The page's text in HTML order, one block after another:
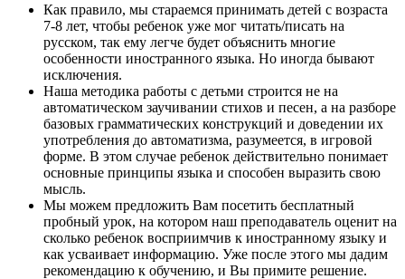
Как правило, мы стараемся принимать детей с возраста
7-8 лет, чтобы ребенок уже мог читать/писать на
русском, так ему легче будет объяснить многие
особенности иностранного языка. Но иногда бывают
исключения.
Наша методика работы с детьми строится не на
автоматическом заучивании стихов и песен, а на разборе
базовых грамматических конструкций и доведении их
употребления до автоматизма, разумеется, в игровой
форме. В этом случае ребенок действительно понимает
основные принципы языка и способен выразить свою
мысль.
Мы можем предложить Вам посетить бесплатный
пробный урок, на котором наш преподаватель оценит на
сколько ребенок восприимчив к иностранному языку и
как усваивает информацию. Уже после этого мы дадим
рекомендацию к обучению, и Вы примите решение.